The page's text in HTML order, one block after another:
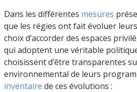
Dans les différentes mesures
que les régies ont fait évoluer
choix d’accorder des espaces
qui adoptent une véritable
choisissent d’être transparentes
environnemental de leurs
inventaire de ces évolutions :